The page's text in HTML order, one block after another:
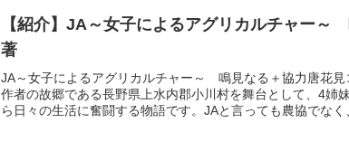
【紹介】JA～女子によるアグリカルチャー
著
JA～女子によるアグリカルチャー～ 鳴見なる＋協力唐花見
作者の故郷である長野県上水内郡小川村を舞台として、4姉
ら日々の生活に奮闘する物語です。JAと言っても農協でなく